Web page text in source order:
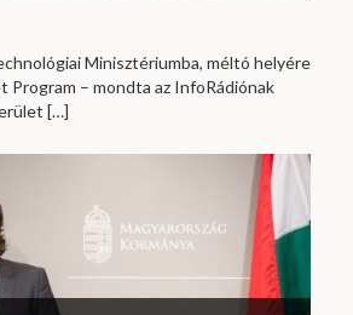
Minisztériumba, méltó helyére
Program – mondta az InfoRádiónak
[…]